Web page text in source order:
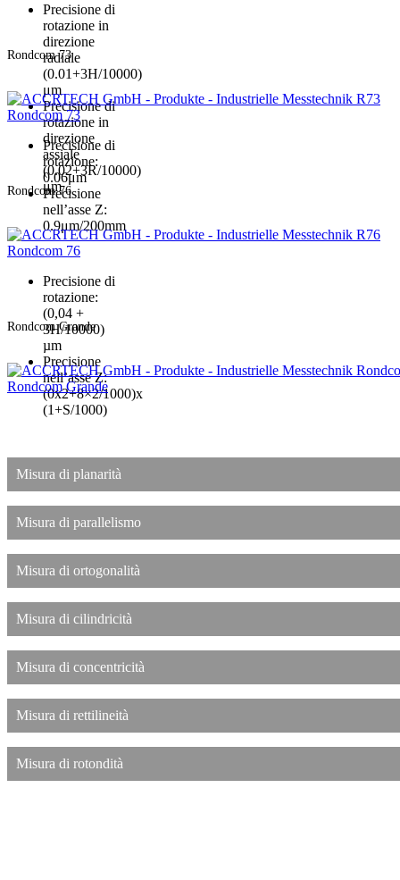
Precisione di
rotazione in
direzione
radiale
(0.01+3H/10000)
μm
Precisione di
rotazione in
direzione
assiale
(0.02+3R/10000)
μm
Rondcom 73
Rondcom 73
Precisione di
rotazione:
0.06μm
Precisione
nell’asse Z:
0.9μm/200mm
Rondcom 76
Rondcom 76
Precisione di
rotazione:
(0,04 +
3H/10000)
µm
Precisione
nell’asse Z:
(0x2+8×2/1000)x
(1+S/1000)
Rondcom Grande
Rondcom Grande
Misura di planarità
Misura di parallelismo
Misura di ortogonalità
Misura di cilindricità
Misura di concentricità
Misura di rettilineità
Misura di rotondità